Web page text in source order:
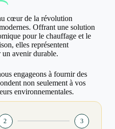
cœur de la révolution
Offrant une solution
pour le chauffage et le
elles représentent
un avenir durable.
engageons à fournir des
non seulement à vos
environnementales.
2 3